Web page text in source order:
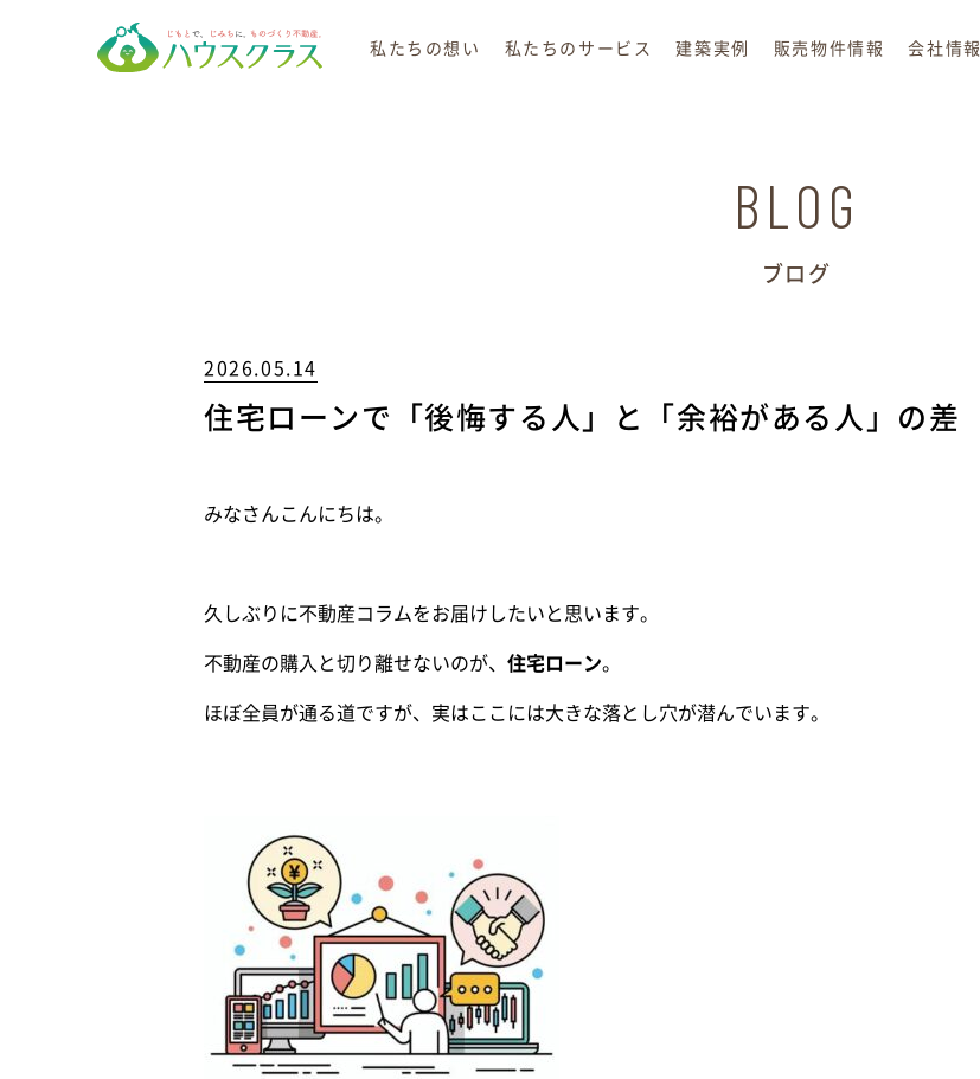
私たちの想い 私たちのサービス 建築実例 販売物件情報 会社情報
BLOG
ブログ
2026.05.14
住宅ローンで「後悔する人」と「余裕がある人」の差
みなさんこんにちは。
久しぶりに不動産コラムをお届けしたいと思います。
不動産の購入と切り離せないのが、 住宅ローン。
ほぼ全員が通る道ですが、実はここには大きな落とし穴が潜んでいます。